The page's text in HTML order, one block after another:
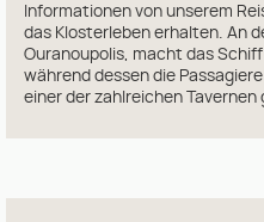
Informationen von unserem
das Klosterleben erhalten. An
Ouranoupolis, macht das
während dessen die
einer der zahlreichen Tavernen